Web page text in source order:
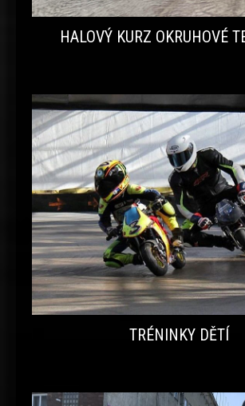
HALOVÝ KURZ OKRUHOVÉ
TRÉNINKY DĚTÍ